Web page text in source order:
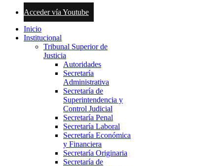
Acceder vía Youtube
Inicio
Institucional
Tribunal Superior de
Justicia
Autoridades
Secretaría
Administrativa
Secretaría de
Superintendencia y
Control Judicial
Secretaría Penal
Secretaría Laboral
Secretaría Económica
y Financiera
Secretaría Originaria
Secretaría de